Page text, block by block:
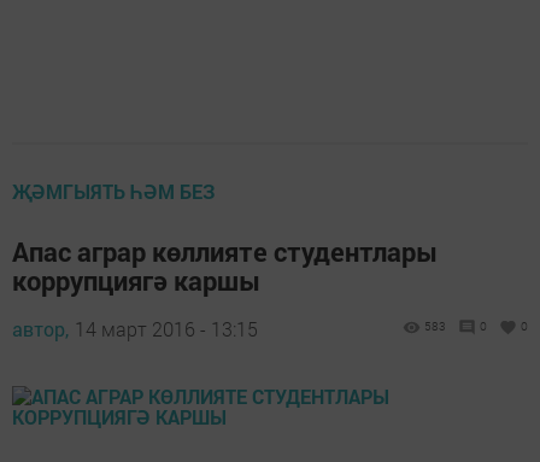
ҖӘМГЫЯТЬ ҺӘМ БЕЗ
Апас аграр көллияте студентлары
коррупциягә каршы
автор, 14 март 2016 - 13:15 583 0 0